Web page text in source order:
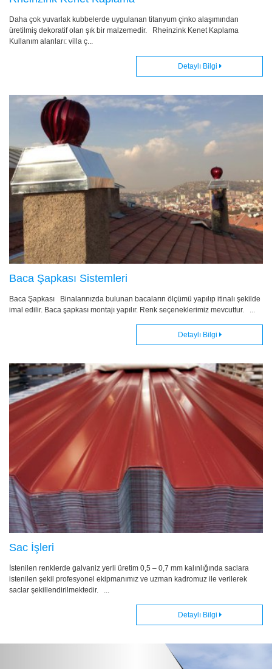
Daha çok yuvarlak kubbelerde uygulanan titanyum çinko alaşımından
üretilmiş dekoratif olan şık bir malzemedir. Rheinzink Kenet Kaplama
Kullanım alanları: villa ç...
Detaylı Bilgi
Baca Şapkası Sistemleri
Baca Şapkası Binalarınızda bulunan bacaların ölçümü yapılıp itinalı şekilde
imal edilir. Baca şapkası montajı yapılır. Renk seçeneklerimiz mevcuttur. ...
Detaylı Bilgi
Sac İşleri
İstenilen renklerde galvaniz yerli üretim 0,5 – 0,7 mm kalınlığında saclara
istenilen şekil profesyonel ekipmanımız ve uzman kadromuz ile verilerek
saclar şekillendirilmektedir. ...
Detaylı Bilgi